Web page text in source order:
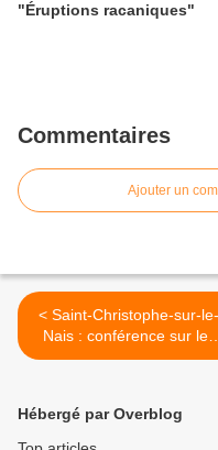
"Éruptions racaniques"
Commentaires
Ajouter un
< Saint-Christophe-sur-le-
Nais : conférence sur les
Guernazelles et les
Hébergé par Overblog